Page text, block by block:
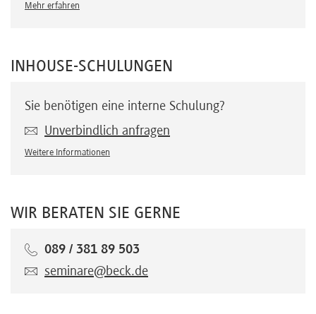
Mehr erfahren
INHOUSE-SCHULUNGEN
Sie benötigen eine interne Schulung?
Unverbindlich anfragen
Weitere Informationen
WIR BERATEN SIE GERNE
089 / 381 89 503
seminare@beck.de